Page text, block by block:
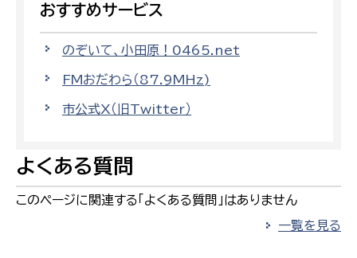
おすすめサービス
のぞいて、小田原！0465.net
FMおだわら（87.9MHz)
市公式X（旧Twitter）
よくある質問
このページに関連する「よくある質問」はありません
一覧を見る